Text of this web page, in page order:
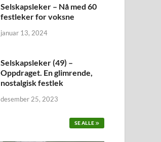
Selskapsleker – Nå med 60
festleker for voksne
januar 13, 2024
Selskapsleker (49) –
Oppdraget. En glimrende,
nostalgisk festlek
desember 25, 2023
SE ALLE